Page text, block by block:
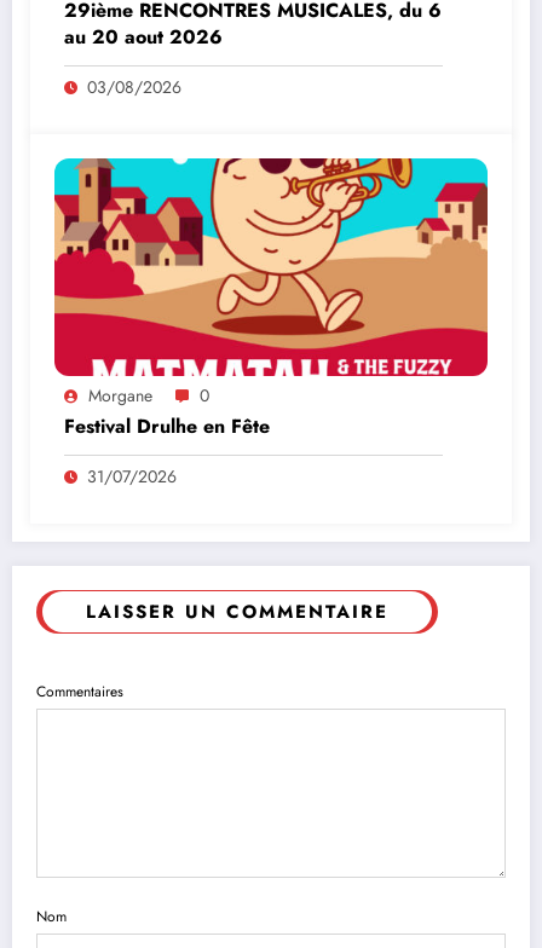
29ième RENCONTRES MUSICALES, du 6
au 20 aout 2026
03/08/2026
Morgane 0
Festival Drulhe en Fête
31/07/2026
LAISSER UN COMMENTAIRE
Commentaires
Nom